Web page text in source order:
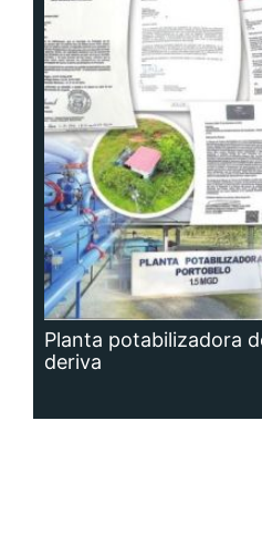
Planta potabilizadora
deriva